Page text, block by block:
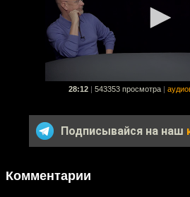
28:12 543353 просмотра
Подписывайся на наш
Комментарии